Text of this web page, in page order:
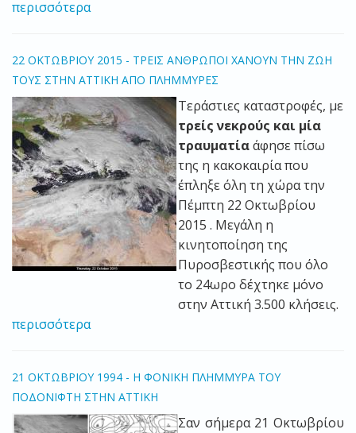
περισσότερα
22 ΟΚΤΩΒΡΙΟΥ 2015 - ΤΡΕΙΣ ΑΝΘΡΩΠΟΙ ΧΑΝΟΥΝ ΤΗΝ ΖΩΗ
ΤΟΥΣ ΣΤΗΝ ΑΤΤΙΚΗ ΑΠΟ ΠΛΗΜΜΥΡΕΣ
Τεράστιες καταστροφές, με
τρείς νεκρούς και μία
τραυματίαάφησε πίσω
της η κακοκαιρία που
έπληξε όλη τη χώρα την
Πέμπτη 22 Οκτωβρίου
2015 . Μεγάλη η
κινητοποίηση της
Πυροσβεστικής που όλο
το 24ωρο δέχτηκε μόνο
στην Αττική 3.500 κλήσεις.
περισσότερα
21 ΟΚΤΩΒΡΙΟΥ 1994 - Η ΦΟΝΙΚΗ ΠΛΗΜΜΥΡΑ ΤΟΥ
ΠΟΔΟΝΙΦΤΗ ΣΤΗΝ ΑΤΤΙΚΗ
Σαν σήμερα 21 Οκτωβρίου